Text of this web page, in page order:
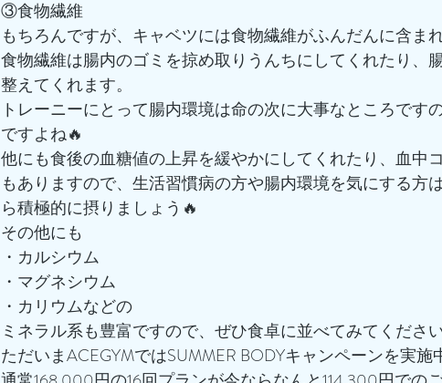
③食物繊維
もちろんですが、キャベツには食物繊維がふんだんに含ま
食物繊維は腸内のゴミを掠め取りうんちにしてくれたり、
整えてくれます。
トレーニーにとって腸内環境は命の次に大事なところです
ですよね🔥
他にも食後の血糖値の上昇を緩やかにしてくれたり、血中
もありますので、生活習慣病の方や腸内環境を気にする方
ら積極的に摂りましょう🔥
その他にも
・カルシウム
・マグネシウム
・カリウムなどの
ミネラル系も豊富ですので、ぜひ食卓に並べてみてくださ
ただいまACEGYMではSUMMER BODYキャンペーンを実施